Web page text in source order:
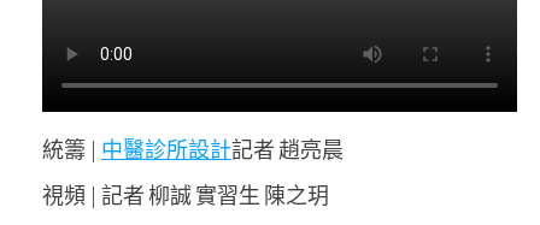
統籌 | 中醫診所設計記者 趙亮晨
視頻 | 記者 柳誠 實習生 陳之玥